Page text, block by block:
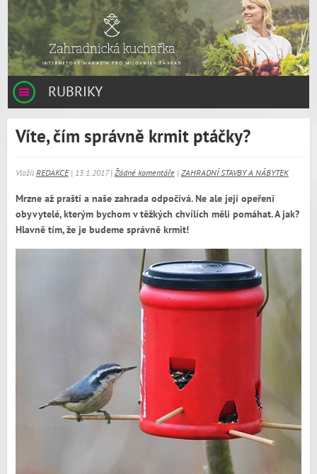
RUBRIKY
Víte, čím správně krmit ptáčky?
Vložil REDAKCE| 13.1.2017 | Žádné komentáře| ZAHRADNÍ STAVBY A NÁBYTEK
Mrzne až praští a naše zahrada odpočívá. Ne ale její opeření
obyvytelé, kterým bychom v těžkých chvílích měli pomáhat. A jak?
Hlavně tím, že je budeme správně krmit!